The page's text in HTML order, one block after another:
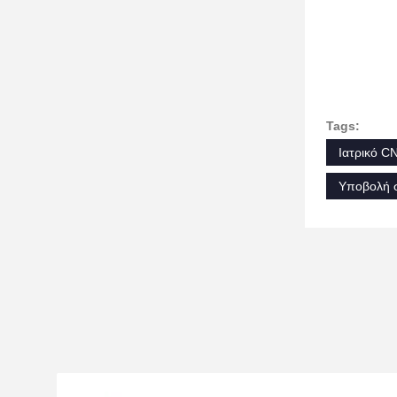
Tags:
Ιατρικό
Υποβολή